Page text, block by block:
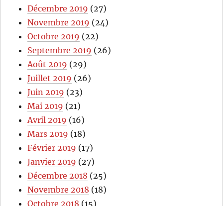
Décembre 2019 (27)
Novembre 2019 (24)
Octobre 2019 (22)
Septembre 2019 (26)
Août 2019 (29)
Juillet 2019 (26)
Juin 2019 (23)
Mai 2019 (21)
Avril 2019 (16)
Mars 2019 (18)
Février 2019 (17)
Janvier 2019 (27)
Décembre 2018 (25)
Novembre 2018 (18)
Octobre 2018 (15)